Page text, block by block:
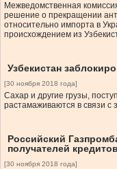
Межведомственная
решение о прекращении
относительно импорта в
происхождением из
Узбекистан
[30 ноября 2018 года]
Сахар и другие грузы,
растамаживаются в связи с
Российский
получателей
[30 ноября 2018 года]